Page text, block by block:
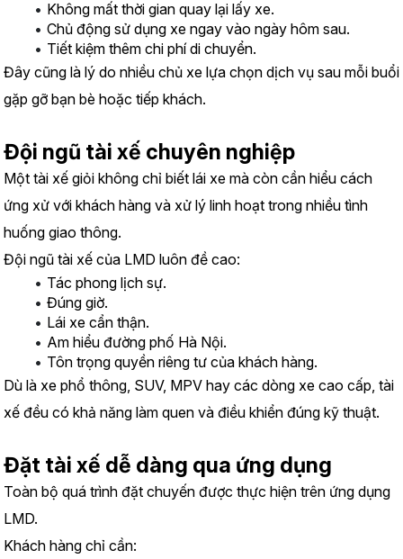
Không mất thời gian quay lại lấy xe.
Chủ động sử dụng xe ngay vào ngày hôm sau.
Tiết kiệm thêm chi phí di chuyển.
Đây cũng là lý do nhiều chủ xe lựa chọn dịch vụ sau mỗi buổi
gặp gỡ bạn bè hoặc tiếp khách.
Đội ngũ tài xế chuyên nghiệp
Một tài xế giỏi không chỉ biết lái xe mà còn cần hiểu cách
ứng xử với khách hàng và xử lý linh hoạt trong nhiều tình
huống giao thông.
Đội ngũ tài xế của LMD luôn đề cao:
Tác phong lịch sự.
Đúng giờ.
Lái xe cẩn thận.
Am hiểu đường phố Hà Nội.
Tôn trọng quyền riêng tư của khách hàng.
Dù là xe phổ thông, SUV, MPV hay các dòng xe cao cấp, tài
xế đều có khả năng làm quen và điều khiển đúng kỹ thuật.
Đặt tài xế dễ dàng qua ứng dụng
Toàn bộ quá trình đặt chuyến được thực hiện trên ứng dụng
LMD.
Khách hàng chỉ cần: